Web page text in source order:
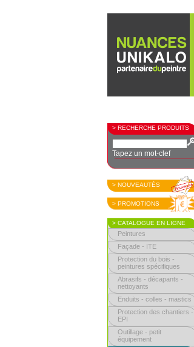
> RECHERCHE PRODUITS
Tapez un mot-clef
> NOUVEAUTÉS
> PROMOTIONS
> CATALOGUE EN LIGNE
Peintures
Façade - ITE
Protection du bois -
peintures spécifiques
Abrasifs - décapants -
nettoyants
Enduits - colles - mastics
Protection des chantiers -
EPI
Outillage - petit
équipement